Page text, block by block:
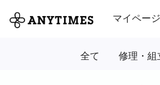
マイページ
全て 修理・組